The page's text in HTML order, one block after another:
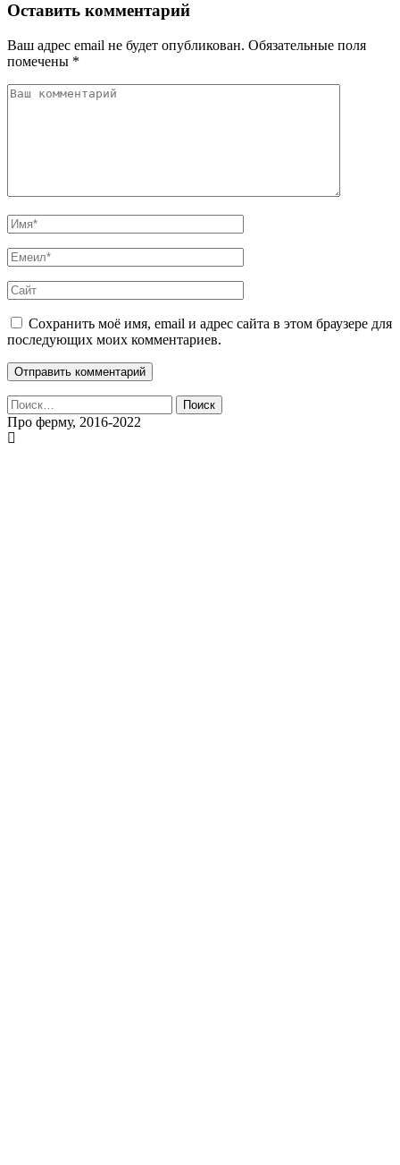
Оставить комментарий
Ваш адрес email не будет опубликован. Обязательные поля
помечены *
Сохранить моё имя, email и адрес сайта в этом браузере для
последующих моих комментариев.
Найти:
Про ферму, 2016-2022